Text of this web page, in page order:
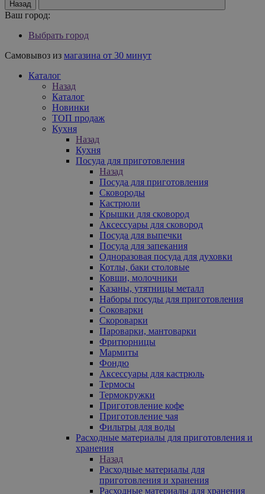
Назад
Ваш город:
Выбрать город
Самовывоз из магазина от 30 минут
Каталог
Назад
Каталог
Новинки
ТОП продаж
Кухня
Назад
Кухня
Посуда для приготовления
Назад
Посуда для приготовления
Сковороды
Кастрюли
Крышки для сковород
Аксессуары для сковород
Посуда для выпечки
Посуда для запекания
Одноразовая посуда для духовки
Котлы, баки столовые
Ковши, молочники
Казаны, утятницы металл
Наборы посуды для приготовления
Соковарки
Скороварки
Пароварки, мантоварки
Фритюрницы
Мармиты
Фондю
Аксессуары для кастрюль
Термосы
Термокружки
Приготовление кофе
Приготовление чая
Фильтры для воды
Расходные материалы для приготовления и
хранения
Назад
Расходные материалы для
приготовления и хранения
Расходные материалы для хранения